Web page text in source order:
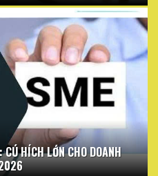
HÍCH LỚN CHO DOANH